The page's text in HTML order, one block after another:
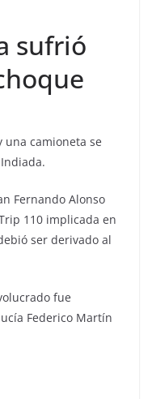
sufrió
camioneta se
Fernando Alonso
110 implicada en
ser derivado al
fue
Federico Martín